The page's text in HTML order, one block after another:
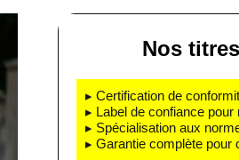
Nos
▸ Certification de
▸ Label de confiance pour
▸ Spécialisation aux
▸ Garantie complète pour